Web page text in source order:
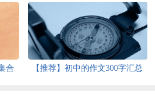
合
【推荐】初中的作文300字汇总